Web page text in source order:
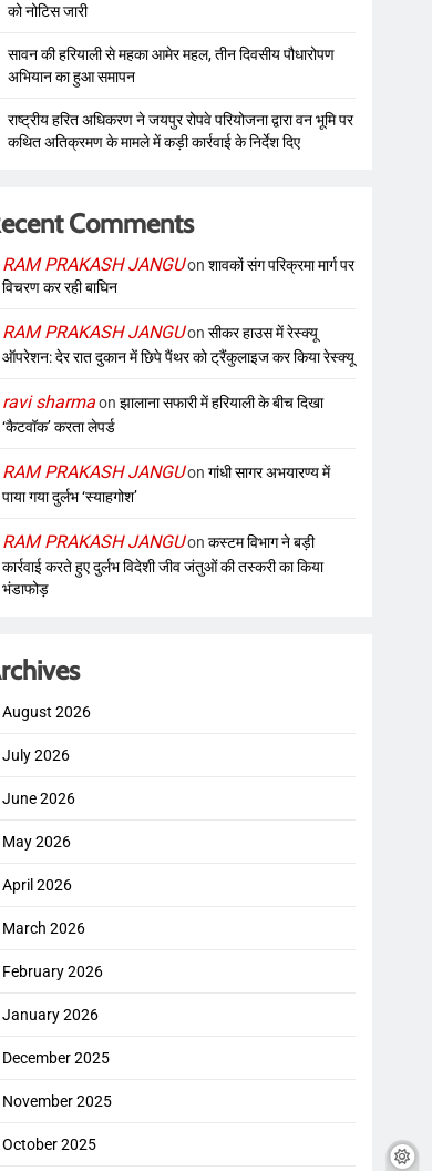
को नोटिस जारी
सावन की हरियाली से महका आमेर महल, तीन दिवसीय पौधारोपण
अभियान का हुआ समापन
राष्ट्रीय हरित अधिकरण ने जयपुर रोपवे परियोजना द्वारा वन भूमि पर
कथित अतिक्रमण के मामले में कड़ी कार्रवाई के निर्देश दिए
Comments
RAM PRAKASH JANGUonशावकों संग परिक्रमा मार्ग पर
विचरण कर रही बाघिन
RAM PRAKASH JANGUonसीकर हाउस में रेस्क्यू
ऑपरेशन: देर रात दुकान में छिपे पैंथर को ट्रैंकुलाइज कर किया रेस्क्यू
ravi sharmaonझालाना सफारी में हरियाली के बीच दिखा
‘कैटवॉक’ करता लेपर्ड
RAM PRAKASH JANGUonगांधी सागर अभयारण्य में
पाया गया दुर्लभ ‘स्याहगोश’
RAM PRAKASH JANGUonकस्टम विभाग ने बड़ी
कार्रवाई करते हुए दुर्लभ विदेशी जीव जंतुओं की तस्करी का किया
भंडाफोड़
August 2026
July 2026
June 2026
May 2026
April 2026
March 2026
February 2026
January 2026
December 2025
November 2025
October 2025